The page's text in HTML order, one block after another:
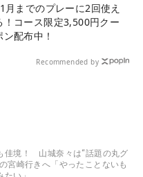
月までのプレーに2回使え
！コース限定3,500円クー
ン配布中！
Recommended by
佳境！ 山城奈々は“話題の丸グ
宮崎行きへ「やったことないも